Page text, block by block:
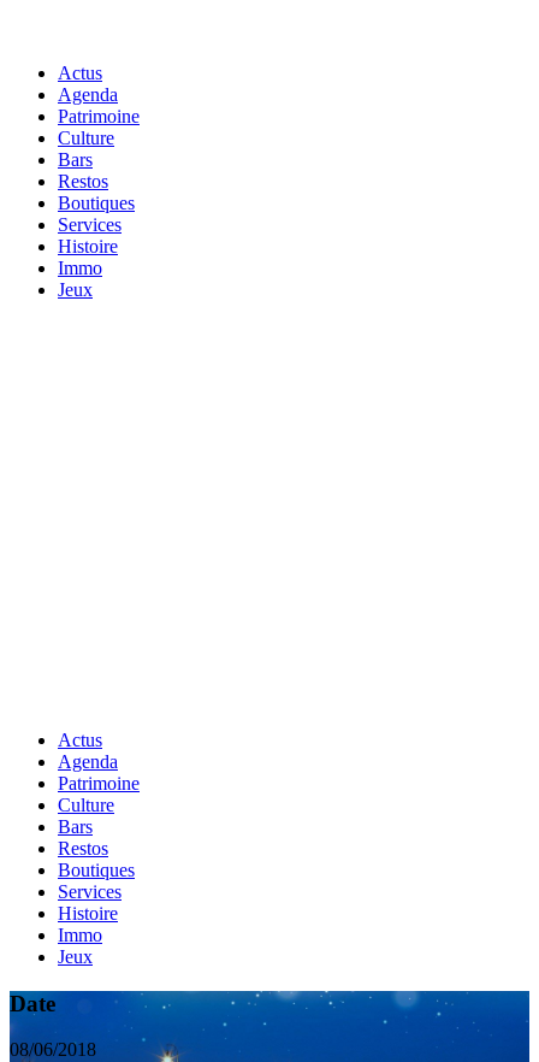
Actus
Agenda
Patrimoine
Culture
Bars
Restos
Boutiques
Services
Histoire
Immo
Jeux
Actus
Agenda
Patrimoine
Culture
Bars
Restos
Boutiques
Services
Histoire
Immo
Jeux
Date
08/06/2018